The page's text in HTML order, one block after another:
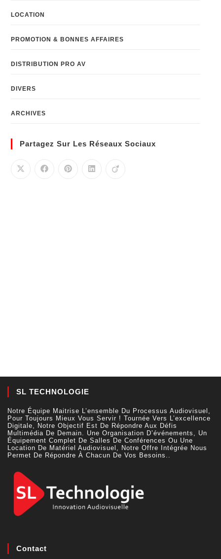
LOCATION
PROMOTION & BONNES AFFAIRES
DISTRIBUTION PRO AV
DIVERS
ARCHIVES
Partagez Sur Les Réseaux Sociaux
SL TECHNOLOGIE
Notre Équipe Maitrise L’ensemble Du Processus Audiovisuel,
Pour Toujours Mieux Vous Servir ! Tournée Vers L’excellence
Digitale, Notre Objectif Est De Répondre Aux Défis
Multimédia De Demain. Une Organisation D’événements, Un
Équipement Complet De Salles De Conférences Ou Une
Location De Matériel Audiovisuel, Notre Offre Intégrée Nous
Permet De Répondre À Chacun De Vos Besoins..
Contact